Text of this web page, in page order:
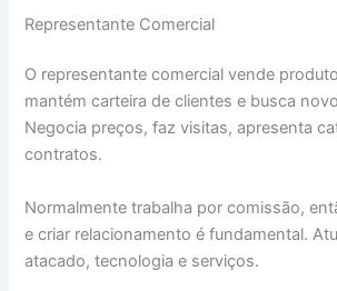
Representante Comercial
O representante comercial vende
mantém carteira de clientes e busca
Negocia preços, faz visitas, apresenta
contratos.
Normalmente trabalha por comissão,
e criar relacionamento é fundamental.
atacado, tecnologia e serviços.